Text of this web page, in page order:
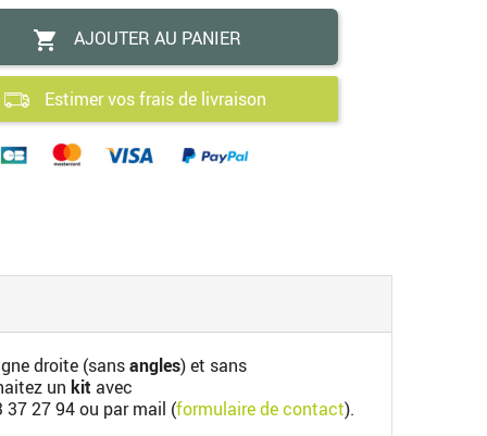
 AJOUTER AU PANIER
Estimer vos frais de livraison
droite (sansangles) et sans
un kit avec
37 27 94ou par mail (formulaire de contact).